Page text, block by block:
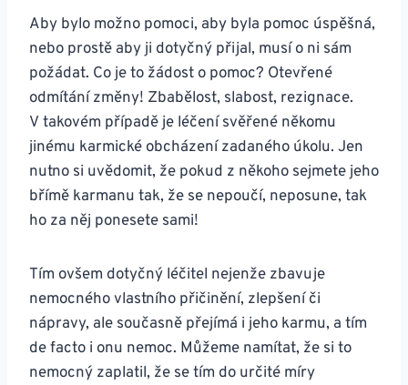
Aby bylo možno pomoci, aby byla pomoc úspěšná,
nebo prostě aby ji dotyčný přijal, musí o ni sám
požádat. Co je to žádost o pomoc? Otevřené
odmítání změny! Zbabělost, slabost, rezignace.
V takovém případě je léčení svěřené někomu
jinému karmické obcházení zadaného úkolu. Jen
nutno si uvědomit, že pokud z někoho sejmete jeho
břímě karmanu tak, že se nepoučí, neposune, tak
ho za něj ponesete sami!
Tím ovšem dotyčný léčitel nejenže zbavuje
nemocného vlastního přičinění, zlepšení či
nápravy, ale současně přejímá i jeho karmu, a tím
de facto i onu nemoc. Můžeme namítat, že si to
nemocný zaplatil, že se tím do určité míry